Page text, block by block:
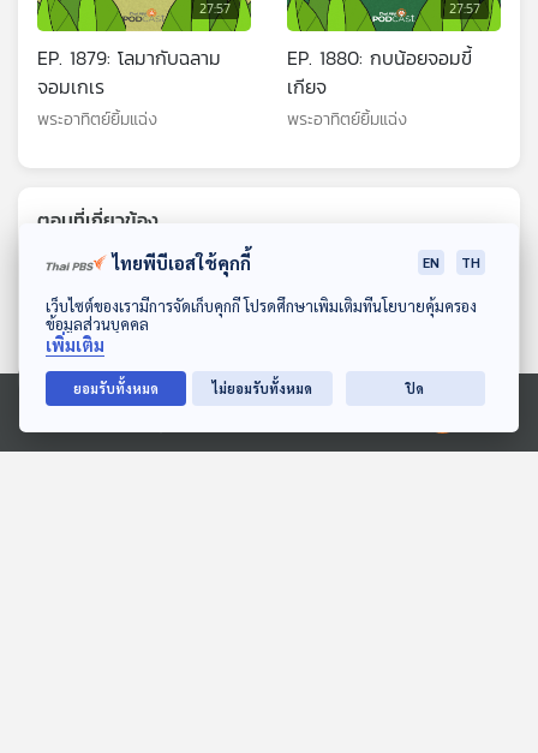
ดาวน์โหลด Thai PBS Podcast Application
Ⓒ 2020 องค์การกระจายเสียงและแพร่ภาพสาธารณะแห่งประเทศไทย
27:57
EP. 1879: โลมากับฉลาม
จอมเกเร
พระอาทิตย์ยิ้มแฉ่ง
27:57
EP. 1880: กบน้อยจอมขี้
เกียจ
พระอาทิตย์ยิ้มแฉ่ง
ตอนที่เกี่ยวข้อง
27:57 27:57
ไทยพีบีเอสใช้คุกกี้ EN TH
เว็บไซต์ของเรามีการจัดเก็บคุกกี้ โปรดศึกษาเพิ่มเติมที่นโยบายคุ้มครอง
ข้อมูลส่วนบุคคล
เพิ่มเติม
ยอมรับทั้งหมด ไม่ยอมรับทั้งหมด ปิด